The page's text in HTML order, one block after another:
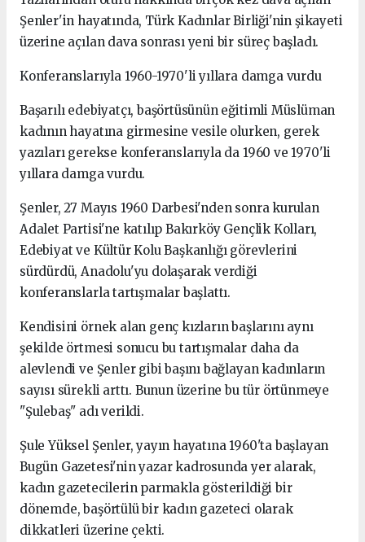
Şenler'in hayatında, Türk Kadınlar Birliği'nin şikayeti
üzerine açılan dava sonrası yeni bir süreç başladı.
Konferanslarıyla 1960-1970'li yıllara damga vurdu
Başarılı edebiyatçı, başörtüsünün eğitimli Müslüman
kadının hayatına girmesine vesile olurken, gerek
yazıları gerekse konferanslarıyla da 1960 ve 1970'li
yıllara damga vurdu.
Şenler, 27 Mayıs 1960 Darbesi'nden sonra kurulan
Adalet Partisi'ne katılıp Bakırköy Gençlik Kolları,
Edebiyat ve Kültür Kolu Başkanlığı görevlerini
sürdürdü, Anadolu'yu dolaşarak verdiği
konferanslarla tartışmalar başlattı.
Kendisini örnek alan genç kızların başlarını aynı
şekilde örtmesi sonucu bu tartışmalar daha da
alevlendi ve Şenler gibi başını bağlayan kadınların
sayısı sürekli arttı. Bunun üzerine bu tür örtünmeye
"Şulebaş" adı verildi.
Şule Yüksel Şenler, yayın hayatına 1960'ta başlayan
Bugün Gazetesi'nin yazar kadrosunda yer alarak,
kadın gazetecilerin parmakla gösterildiği bir
dönemde, başörtülü bir kadın gazeteci olarak
dikkatleri üzerine çekti.